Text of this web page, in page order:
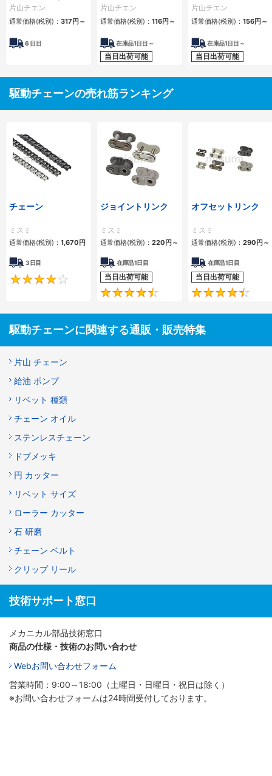
ーラチェーン） 4列
片山チエン
通常価格(税別)： 317円～
6 日目
1列
片山チエン
通常価格(税別)： 116円～
在庫品1日目～
当日出荷可能
2列
片山チエン
通常価格(税別)： 156円～
在庫品1日目～
当日出荷可能
駆動チェーンの売れ筋ランキング
チェーン
ミスミ
通常価格(税別)： 1,670円
3日目
4.2
ジョイントリンク
ミスミ
通常価格(税別)： 220円～
在庫品1日目
当日出荷可能
4.5
オフセットリンク
ミスミ
通常価格(税別)： 290円～
在庫品1日目
当日出荷可能
駆動チェーンに関連する通販・販売特集
片山 チェーン
給油 ポンプ
リベット 種類
チェーン オイル
ステンレスチェーン
ドブメッキ
円 カッター
リベット サイズ
ローラー カッター
石 研磨
チェーン ベルト
クリップ リール
技術サポート窓口
メカニカル部品技術窓口
商品の仕様・技術のお問い合わせ
Webお問い合わせフォーム
営業時間：9:00～18:00（土曜日・日曜日・祝日は除く）
※お問い合わせフォームは24時間受付しております。